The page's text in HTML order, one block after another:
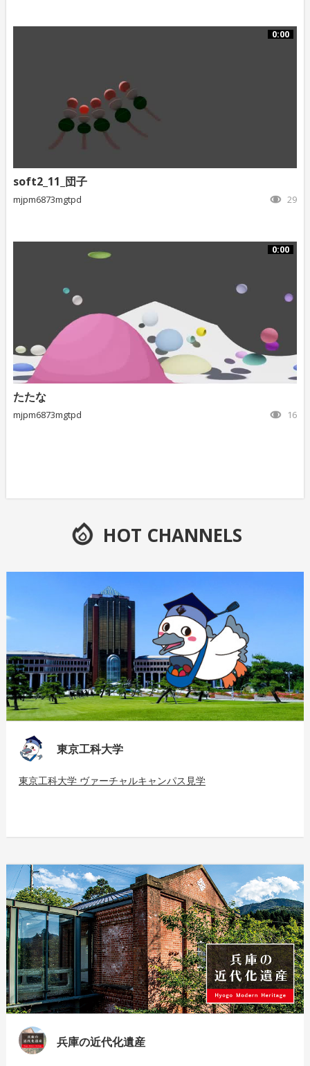
0:00
soft2_11_団子
mjpm6873mgtpd 29
0:00
たたな
mjpm6873mgtpd 16
HOT CHANNELS
東京工科大学
東京工科大学 ヴァーチャルキャンパス見学
兵庫の近代化遺産